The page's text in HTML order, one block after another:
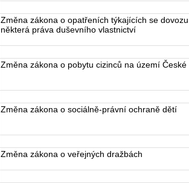
Změna zákona o opatřeních týkajících se
některá práva duševního vlastnictví
Změna zákona o pobytu cizinců na území České
Změna zákona o sociálně-právní ochraně dětí
Změna zákona o veřejných dražbách